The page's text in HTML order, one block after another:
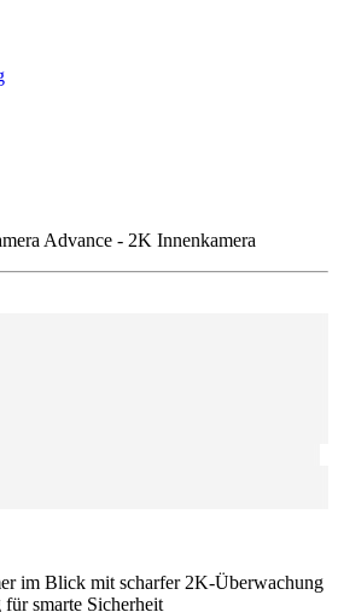
Advance - 2K Innenkamera
im Blick mit scharfer 2K-Überwachung
smarte Sicherheit